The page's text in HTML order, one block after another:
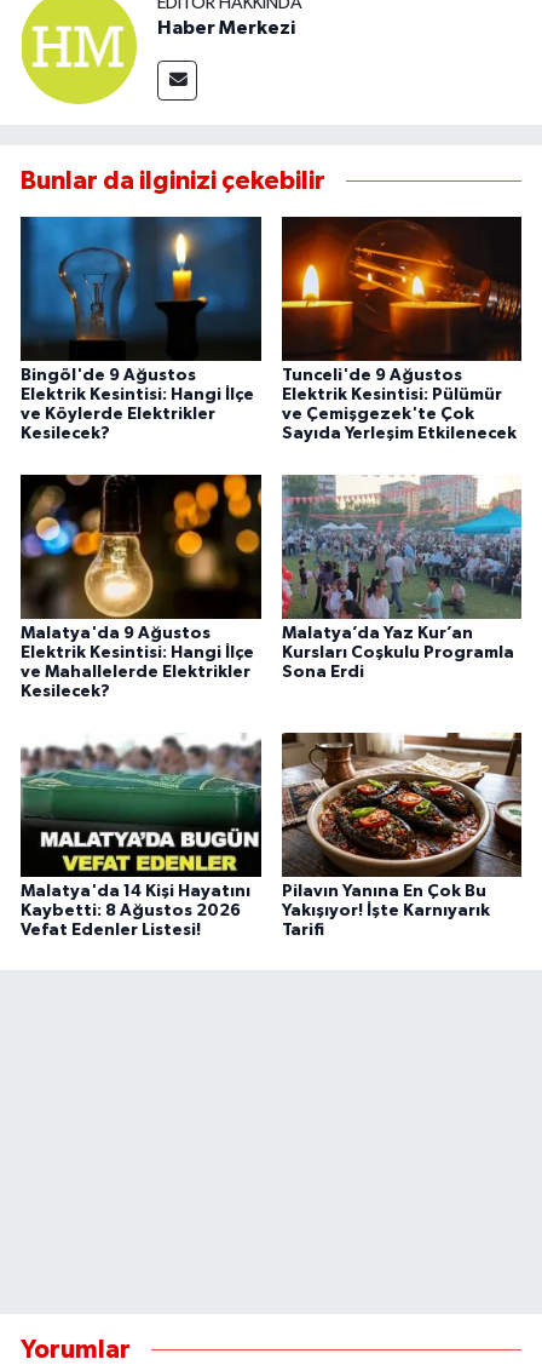
Haber Merkezi
Bunlar da ilginizi çekebilir
Bingöl'de 9 Ağustos
Elektrik Kesintisi: Hangi İlçe
ve Köylerde Elektrikler
Kesilecek?
Tunceli'de 9 Ağustos
Elektrik Kesintisi: Pülümür
ve Çemişgezek'te Çok
Sayıda Yerleşim Etkilenecek
Malatya'da 9 Ağustos
Elektrik Kesintisi: Hangi İlçe
ve Mahallelerde Elektrikler
Kesilecek?
Malatya’da Yaz Kur’an
Kursları Coşkulu Programla
Sona Erdi
Malatya'da 14 Kişi Hayatını
Kaybetti: 8 Ağustos 2026
Vefat Edenler Listesi!
Pilavın Yanına En Çok Bu
Yakışıyor! İşte Karnıyarık
Tarifi
Yorumlar